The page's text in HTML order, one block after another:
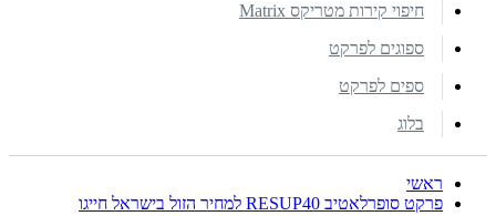
חיפוי קירות מטריקס Matrix
ספוגים לפרקט
ספים לפרקט
בלוג
ראשי
פרקט סופרלאטיב RESUP40 למחיר הזול בישראל חייגו